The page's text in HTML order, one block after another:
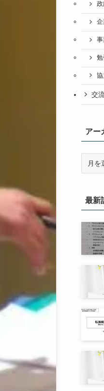
政
企
事
勉
交
アー
ブ最新